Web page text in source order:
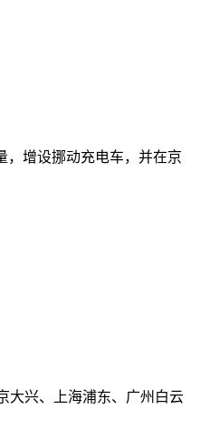
，增设挪动充电车，并在京
大兴、上海浦东、广州白云